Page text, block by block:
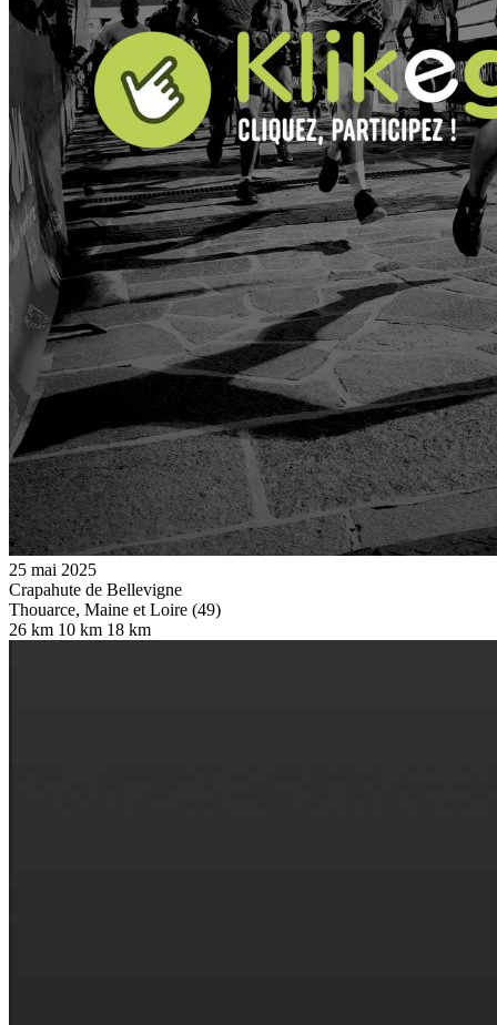
25 mai 2025
Crapahute de Bellevigne
Thouarce, Maine et Loire (49)
26 km 10 km 18 km